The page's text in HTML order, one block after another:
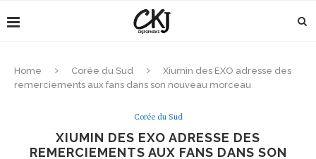
Home Corée du Sud
Xiumin des EXO adresse des
remerciements aux fans dans son nouveau morceau
Corée du Sud
XIUMIN DES EXO ADRESSE DES
REMERCIEMENTS AUX FANS DANS SON